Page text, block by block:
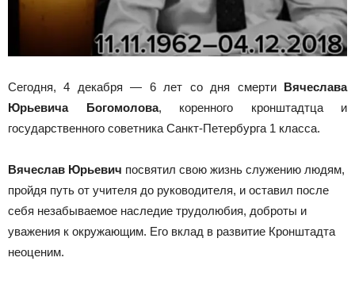
Сегодня, 4 декабря — 6 лет со дня смерти Вячеслава
Юрьевича Богомолова, коренного кронштадтца и
государственного советника Санкт-Петербурга 1 класса.
Вячеслав Юрьевич посвятил свою жизнь служению людям,
пройдя путь от учителя до руководителя, и оставил после
себя незабываемое наследие трудолюбия, доброты и
уважения к окружающим. Его вклад в развитие Кронштадта
неоценим.